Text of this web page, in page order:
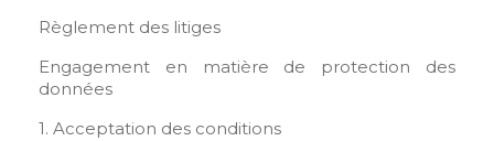
Règlement des litiges
Engagement en matière de protection des
données
1. Acceptation des conditions